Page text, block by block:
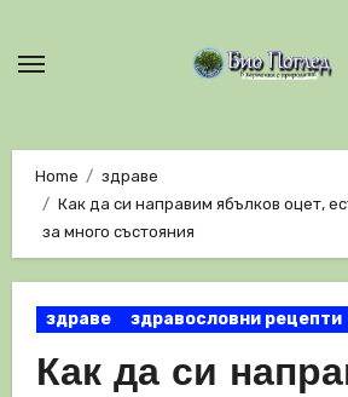
Home
здраве
Как да си направим ябълков оцет,
за много състояния
здраве здравословни рецепти
Как да си